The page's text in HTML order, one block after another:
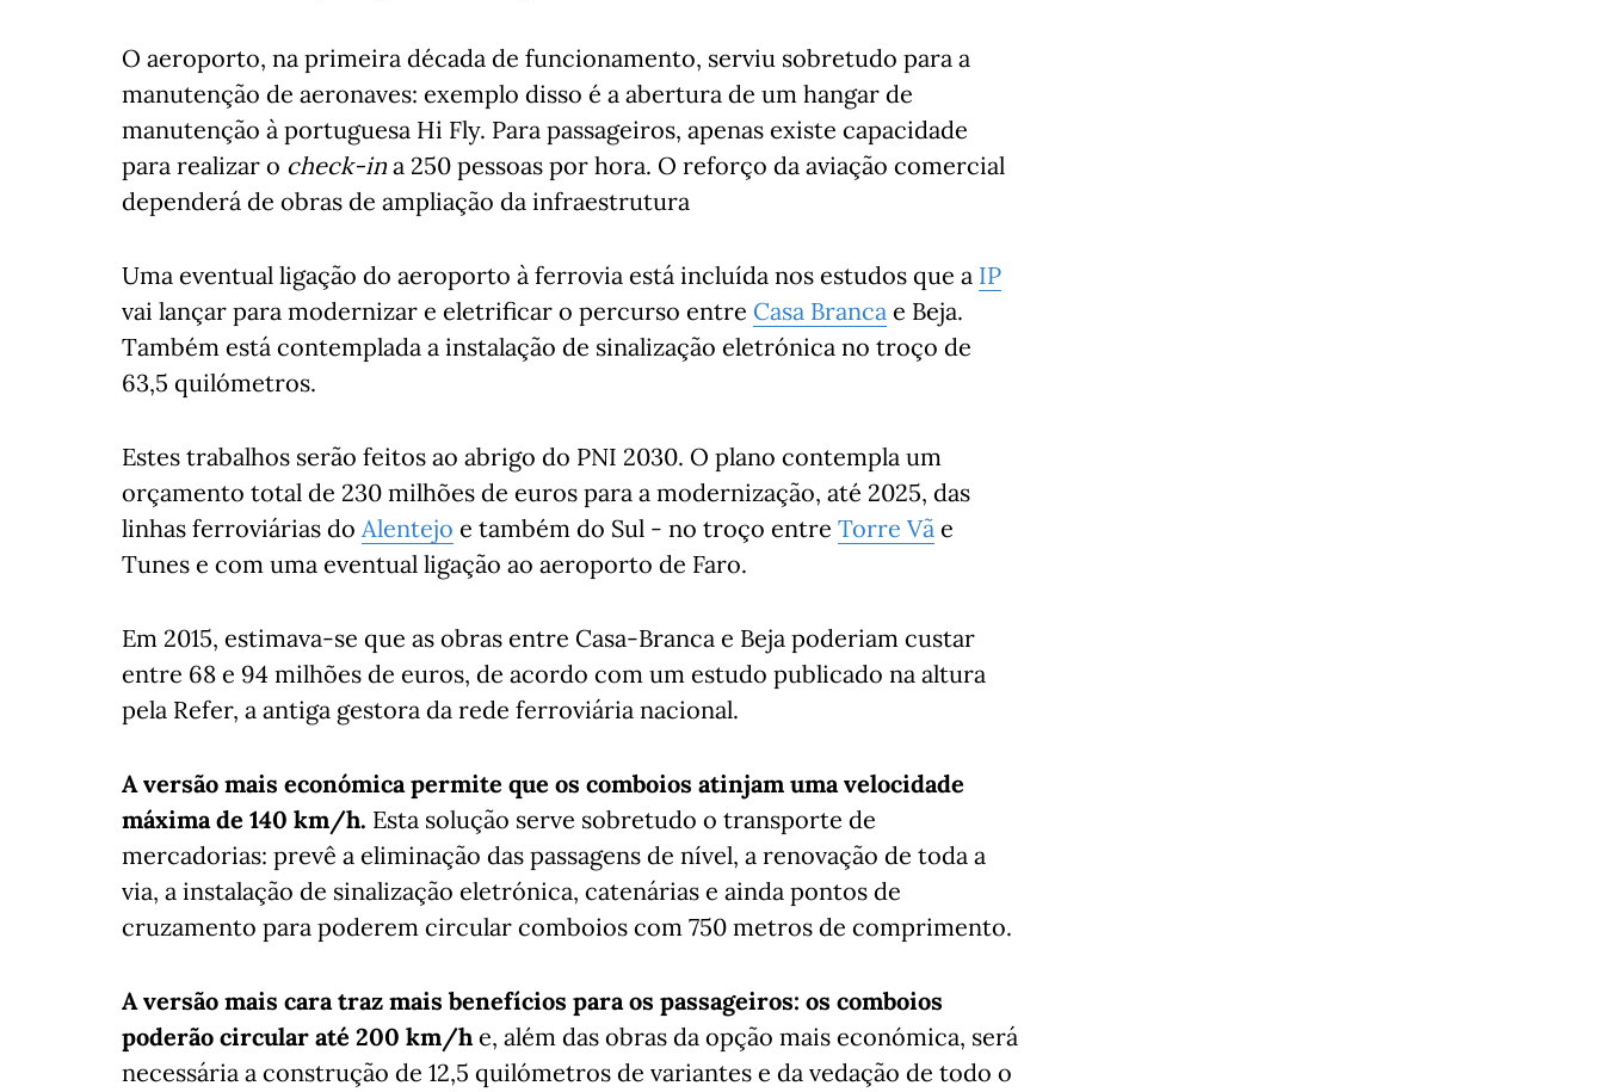
O aeroporto, na primeira década de funcionamento, serviu sobretudo para a
manutenção de aeronaves: exemplo disso é a abertura de um hangar de
manutenção à portuguesa Hi Fly. Para passageiros, apenas existe capacidade
para realizar o check-in a 250 pessoas por hora. O reforço da aviação comercial
dependerá de obras de ampliação da infraestrutura
Uma eventual ligação do aeroporto à ferrovia está incluída nos estudos que a IP
vai lançar para modernizar e eletrificar o percurso entre Casa Branca e Beja.
Também está contemplada a instalação de sinalização eletrónica no troço de
63,5 quilómetros.
Estes trabalhos serão feitos ao abrigo do PNI 2030. O plano contempla um
orçamento total de 230 milhões de euros para a modernização, até 2025, das
linhas ferroviárias do Alentejo e também do Sul - no troço entre Torre Vã e
Tunes e com uma eventual ligação ao aeroporto de Faro.
Em 2015, estimava-se que as obras entre Casa-Branca e Beja poderiam custar
entre 68 e 94 milhões de euros, de acordo com um estudo publicado na altura
pela Refer, a antiga gestora da rede ferroviária nacional.
A versão mais económica permite que os comboios atinjam uma velocidade
máxima de 140 km/h. Esta solução serve sobretudo o transporte de
mercadorias: prevê a eliminação das passagens de nível, a renovação de toda a
via, a instalação de sinalização eletrónica, catenárias e ainda pontos de
cruzamento para poderem circular comboios com 750 metros de comprimento.
A versão mais cara traz mais benefícios para os passageiros: os comboios
poderão circular até 200 km/h e, além das obras da opção mais económica, será
necessária a construção de 12,5 quilómetros de variantes e da vedação de todo o